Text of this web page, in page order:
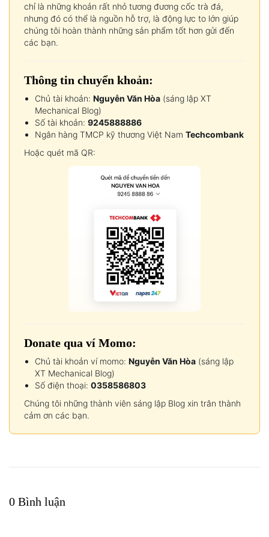
chỉ là những khoản rất nhỏ tương đương cốc trà đá,
nhưng đó có thể là nguồn hỗ trợ, là động lực to lớn giúp
chúng tôi hoàn thành những sản phẩm tốt hơn gửi đến
các bạn.
Thông tin chuyển khoản:
Chủ tài khoản: Nguyễn Văn Hòa (sáng lập XT
Mechanical Blog)
Số tài khoản: 9245888886
Ngân hàng TMCP kỹ thương Việt Nam Techcombank
Hoặc quét mã QR:
Donate qua ví Momo:
Chủ tài khoản ví momo: Nguyễn Văn Hòa (sáng lập
XT Mechanical Blog)
Số điện thoại: 0358586803
Chúng tôi những thành viên sáng lập Blog xin trân thành
cảm ơn các bạn.
0 Bình luận